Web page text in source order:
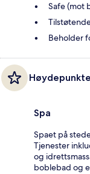
Safe (mot
Beholder
Spa
Spaet på
Tjenester
og
boblebad og